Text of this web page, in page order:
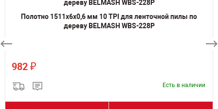
Полотно 1511х6х0,6 мм 10 TPI для ленточной пилы по
дереву BELMASH WBS-228P
982 ₽
Есть в наличии